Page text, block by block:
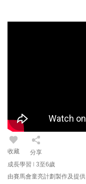
收藏
分享
成長學習 | 3至6歲
由賽馬會童亮計劃製作及提供